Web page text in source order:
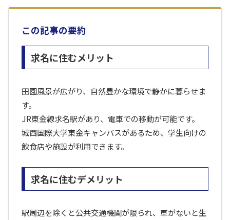
この記事の要約
求名に住むメリット
田園風景が広がり、自然豊かな環境で静かに暮らせま
す。
JR東金線求名駅があり、電車での移動が可能です。
城西国際大学東金キャンパスがあるため、学生向けの
飲食店や施設が利用できます。
求名に住むデメリット
駅周辺を除くと公共交通機関が限られ、車がないと生